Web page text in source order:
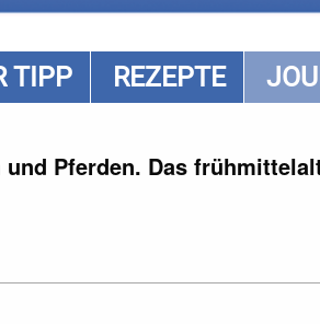
TIPP REZEPTE
und Pferden. Das